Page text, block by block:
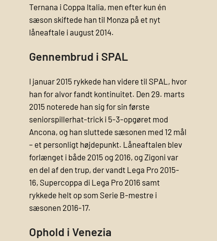
Ternana i Coppa Italia, men efter kun én
sæson skiftede han til Monza på et nyt
låneaftale i august 2014.
Gennembrud i SPAL
I januar 2015 rykkede han videre til SPAL, hvor
han for alvor fandt kontinuitet. Den 29. marts
2015 noterede han sig for sin første
seniorspillerhat-trick i 5-3-opgøret mod
Ancona, og han sluttede sæsonen med 12 mål
– et personligt højdepunkt. Låneaftalen blev
forlænget i både 2015 og 2016, og Zigoni var
en del af den trup, der vandt Lega Pro 2015-
16, Supercoppa di Lega Pro 2016 samt
rykkede helt op som Serie B-mestre i
sæsonen 2016-17.
Ophold i Venezia